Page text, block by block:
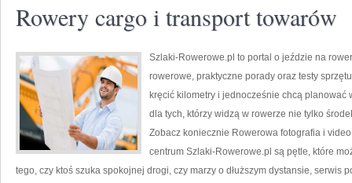
Rowery cargo i transport towarów
Szlaki-Rowerowe.pl to portal o jeździe na
rowerowe, praktyczne porady oraz testy
kręcić kilometry i jednocześnie chcą
dla tych, którzy widzą w rowerze nie tylko
Zobacz koniecznie Rowerowa fotografia i
centrum Szlaki-Rowerowe.pl są pętle, które
tego, czy ktoś szuka spokojnej drogi, czy marzy o dłuższym dystansie, serwis